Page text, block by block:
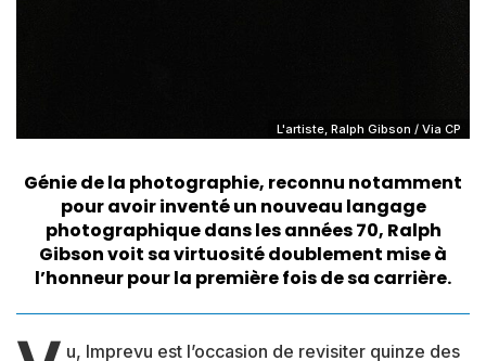
L'artiste, Ralph Gibson / Via CP
Génie de la photographie, reconnu notamment
pour avoir inventé un nouveau langage
photographique dans les années 70, Ralph
Gibsonvoit sa virtuosité doublement mise à
l’honneur pour la première fois de sa carrière.
u, Imprevu est l’occasion de revisiter quinze des